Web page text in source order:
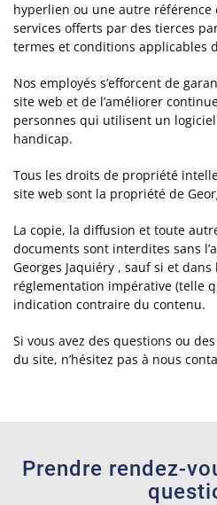
hyperlien ou une autre référence
services offerts par des tierces
termes et conditions applicables
Nos employés s’efforcent de
site web et de l’améliorer
personnes qui utilisent un logiciel
handicap.
Tous les droits de propriété
site web sont la propriété de
La copie, la diffusion et toute
documents sont interdites sans
Georges Jaquiéry , sauf si et
réglementation impérative (telle
indication contraire du contenu.
Si vous avez des questions ou
du site, n’hésitez pas à nous
Prendre rendez-